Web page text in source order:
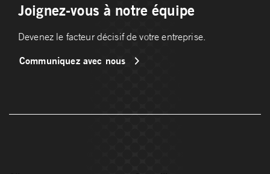
Joignez-vous à notre équipe
Devenez le facteur décisif de votre entreprise.
Communiquez avec nous